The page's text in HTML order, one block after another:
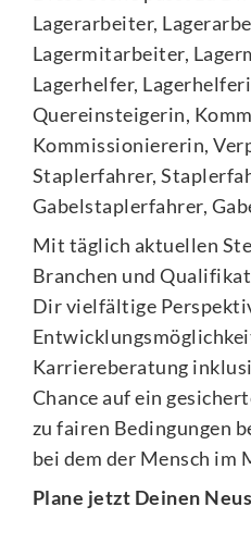
Lagerarbeiter,
Lagermitarbeiter,
Lagerhelfer,
Quereinsteigerin,
Kommissioniererin,
Staplerfahrer,
Gabelstaplerfahrer,
Mit täglich aktuellen
Branchen und
Dir vielfältige
Karriereberatung
Chance auf ein
zu fairen Bedingungen
bei dem der Mensch
Plane jetzt Deinen